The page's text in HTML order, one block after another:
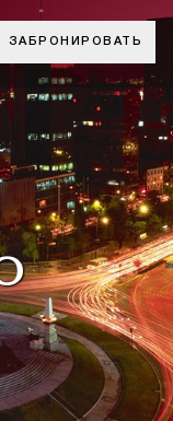
ЗАБРОНИРОВАТЬ